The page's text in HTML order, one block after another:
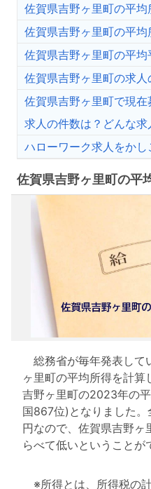
佐賀県吉野ヶ里町の平均
佐賀県吉野ヶ里町の平均
佐賀県吉野ヶ里町の平
佐賀県吉野ヶ里町の求人
佐賀県吉野ヶ里町で現
求人の件数は？どんな求
ハローワーク求人をかし
佐賀県吉野ヶ里町の平
総務省が毎年発表して
ヶ里町の平均所得を計算
吉野ヶ里町の2023年の
国867位)となりました
円なので、佐賀県吉野ヶ
らべて低いということが
※所得とは、所得税の